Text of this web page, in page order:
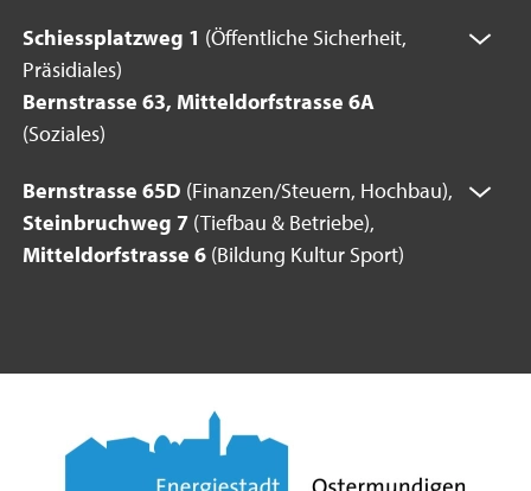
Schiessplatzweg 1 (Öffentliche Sicherheit,
Präsidiales)
Bernstrasse 63, Mitteldorfstrasse 6A
(Soziales)
Bernstrasse 65D (Finanzen/Steuern, Hochbau),
Steinbruchweg 7 (Tiefbau & Betriebe),
Mitteldorfstrasse 6 (Bildung Kultur Sport)